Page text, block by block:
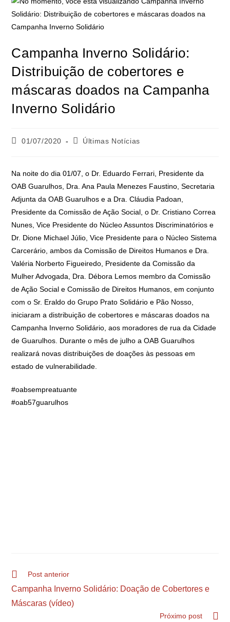
Campanha Inverno Solidário:
Distribuição de cobertores e
máscaras doados na Campanha
Inverno Solidário
01/07/2020 Últimas Notícias
Na noite do dia 01/07, o Dr. Eduardo Ferrari, Presidente da
OAB Guarulhos, Dra. Ana Paula Menezes Faustino, Secretaria
Adjunta da OAB Guarulhos e a Dra. Cláudia Padoan,
Presidente da Comissão de Ação Social, o Dr. Cristiano Correa
Nunes, Vice Presidente do Núcleo Assuntos Discriminatórios e
Dr. Dione Michael Júlio, Vice Presidente para o Núcleo Sistema
Carcerário, ambos da Comissão de Direitos Humanos e Dra.
Valéria Norberto Figueiredo, Presidente da Comissão da
Mulher Advogada, Dra. Débora Lemos membro da Comissão
de Ação Social e Comissão de Direitos Humanos, em conjunto
com o Sr. Eraldo do Grupo Prato Solidário e Pão Nosso,
iniciaram a distribuição de cobertores e máscaras doados na
Campanha Inverno Solidário, aos moradores de rua da Cidade
de Guarulhos. Durante o mês de julho a OAB Guarulhos
realizará novas distribuições de doações às pessoas em
estado de vulnerabilidade.
#oabsempreatuante
#oab57guarulhos
Post anterior
Campanha Inverno Solidário: Doação de Cobertores e
Máscaras (vídeo)
Próximo post